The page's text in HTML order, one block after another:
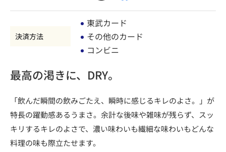
決済方法
東武カード
その他のカード
コンビニ
最高の渇きに、DRY。
「飲んだ瞬間の飲みごたえ、瞬時に感じるキレのよさ。」が
特長の躍動感あるうまさ。余計な後味や雑味が残らず、スッ
キリするキレのよさで、濃い味わいも繊細な味わいもどんな
料理の味も際立たせます。